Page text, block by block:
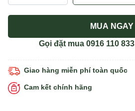
MUA NGAY
Gọi đặt mua 0916 110 833
Giao hàng miễn phí toàn quốc
Cam kết chính hãng